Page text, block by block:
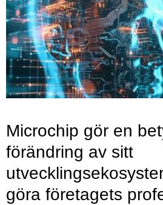
Microchip gör en
förändring av sitt
göra företagets